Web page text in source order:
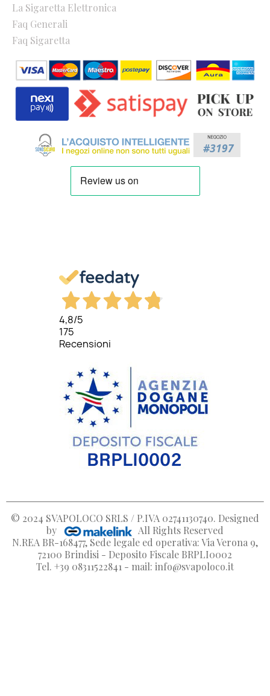
La Sigaretta Elettronica
Faq Generali
Faq Sigaretta
4,8/5
175
Recensioni
© 2024 SVAPOLOCO SRLS / P.IVA 02741130740. Designed
by
All Rights Reserved
N.REA BR-168477, Sede legale ed operativa: Via Verona 9,
72100 Brindisi - Deposito Fiscale BRPLI0002
Tel. +39 08311522841 - mail: info@svapoloco.it